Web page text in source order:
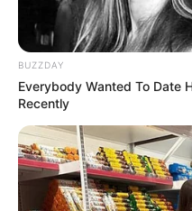
4x Stronger Than
MEDVI
BUZZDAY
Everybody Wanted To Date
Recently